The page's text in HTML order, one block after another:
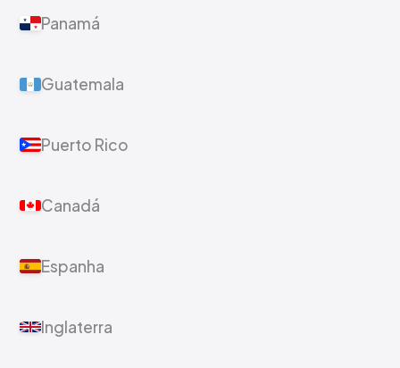
Panamá
Guatemala
Puerto Rico
Canadá
Espanha
Inglaterra